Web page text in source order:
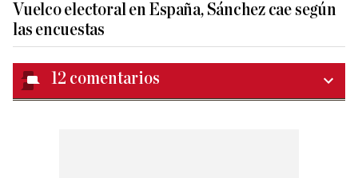
Vuelco electoral en España, Sánchez cae según
las encuestas
12 comentarios